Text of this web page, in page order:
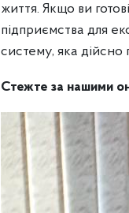
життя. Якщо ви
підприємства для
систему, яка дійсно
Стежте за нашими